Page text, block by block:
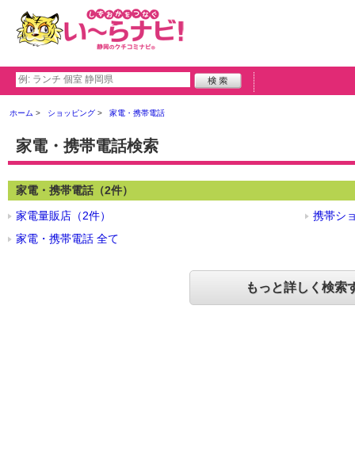
ホーム ショッピング 家電・携帯電話
家電・携帯電話検索
家電・携帯電話（2件）
家電量販店（2件）
携帯シ
家電・携帯電話 全て
もっと詳しく検索